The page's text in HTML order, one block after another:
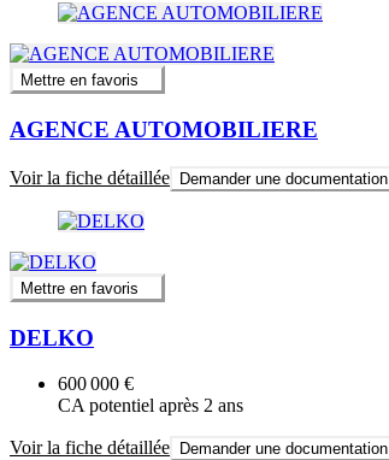
Mettre en favoris
AGENCE AUTOMOBILIERE
Voir la fiche détaillée Demander une documentation
Mettre en favoris
DELKO
600 000 €
CA potentiel après 2 ans
Voir la fiche détaillée Demander une documentation